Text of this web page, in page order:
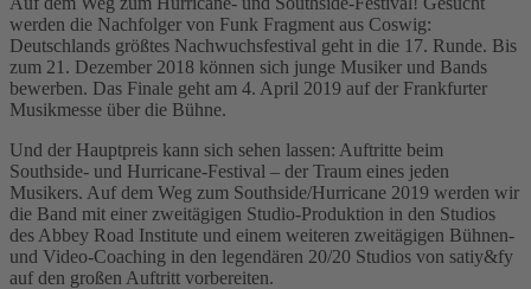
werden die Nachfolger von Funk Fragment aus Coswig:
Deutschlands größtes Nachwuchsfestival geht in die 17. Runde. Bis
zum 21. Dezember 2018 können sich junge Musiker und Bands
bewerben. Das Finale geht am 4. April 2019 auf der Frankfurter
Musikmesse über die Bühne.
Und der Hauptpreis kann sich sehen lassen: Auftritte beim
Southside- und Hurricane-Festival – der Traum eines jeden
Musikers. Auf dem Weg zum Southside/Hurricane 2019 werden wir
die Band mit einer zweitägigen Studio-Produktion in den Studios
des Abbey Road Institute und einem weiteren zweitägigen Bühnen-
und Video-Coaching in den legendären 20/20 Studios von satiy&fy
auf den großen Auftritt vorbereiten.